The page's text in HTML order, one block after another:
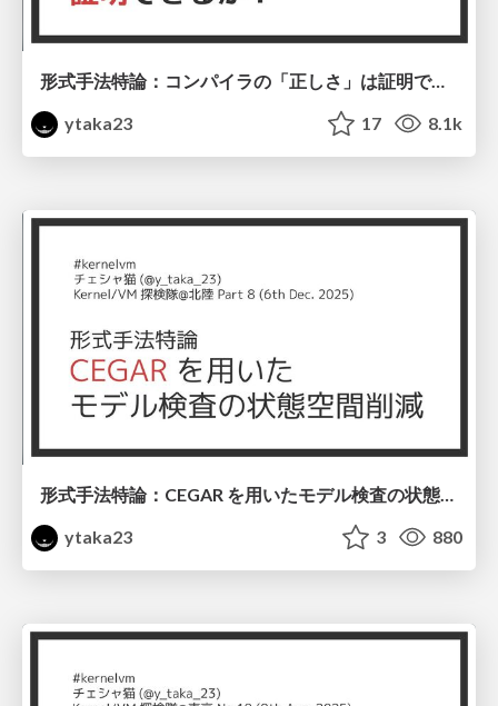
形式手法特論：コンパイラの「正しさ」は証明できるか？ #burikaigi / BuriKaigi 2026
ytaka23
17 8.1k
形式手法特論：CEGAR を用いたモデル検査の状態空間削減 #kernelvm / Kernel VM Study Hokuriku Part 8
ytaka23
3 880